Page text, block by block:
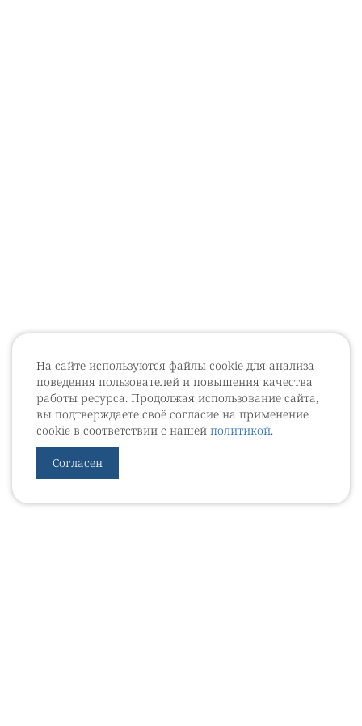
На сайте используются файлы cookie для анализа
поведения пользователей и повышения качества
работы ресурса. Продолжая использование сайта,
вы подтверждаете своё согласие на применение
cookie в соответствии с нашей политикой.
Согласен